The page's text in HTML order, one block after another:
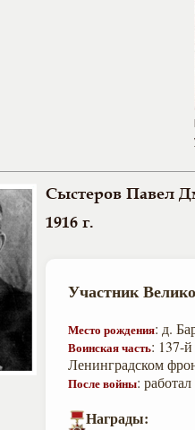
Сыстеров Павел
1916 г.
Участник
Место рождения: д.
Воинская часть: 137-
Ленинградском
После войны:
Награды: